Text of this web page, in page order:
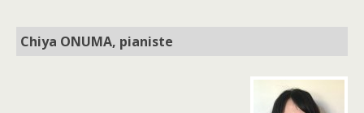
Chiya ONUMA, pianiste